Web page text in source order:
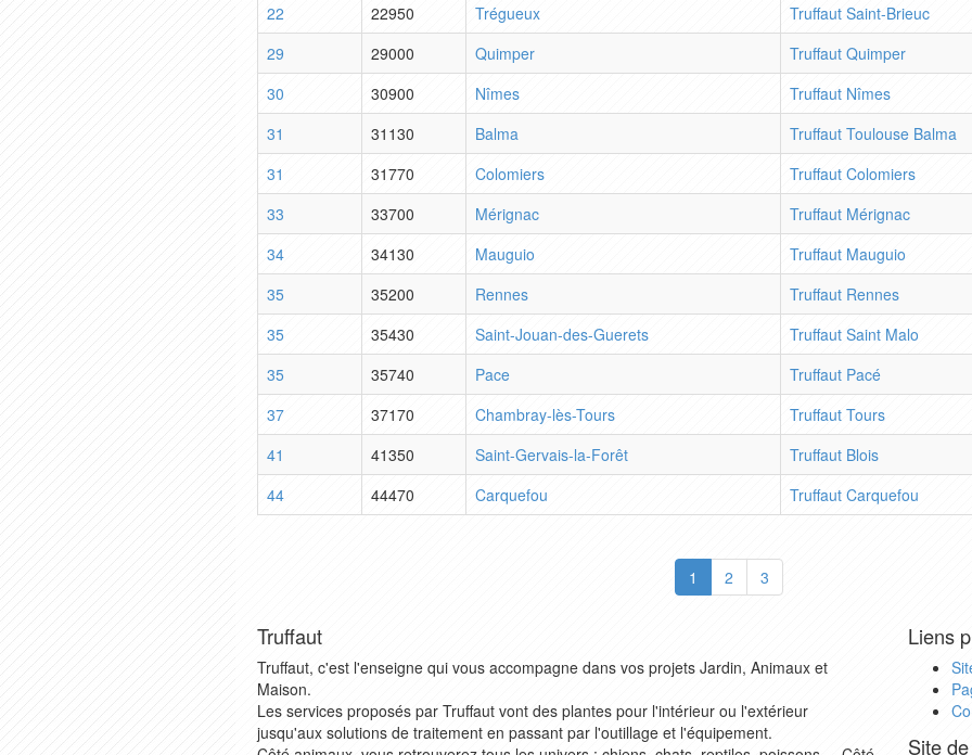
22
22950 Trégueux
Truffaut Saint-Brieuc
29
29000 Quimper
Truffaut Quimper
30
30900 Nîmes
Truffaut Nîmes
31
31130 Balma
Truffaut Toulouse Balma
31
31770 Colomiers
Truffaut Colomiers
33
33700 Mérignac
Truffaut Mérignac
34
34130 Mauguio
Truffaut Mauguio
35
35200 Rennes
Truffaut Rennes
35
35430 Saint-Jouan-des-Guerets
Truffaut Saint Malo
35
35740 Pace
Truffaut Pacé
37
37170 Chambray-lès-Tours
Truffaut Tours
41
41350 Saint-Gervais-la-Forêt
Truffaut Blois
44
44470 Carquefou Truffaut Carquefou
1 2 3
Truffaut
Truffaut, c'est l'enseigne qui vous accompagne dans vos projets Jardin, Animaux et
Maison.
Les services proposés par Truffaut vont des plantes pour l'intérieur ou l'extérieur
jusqu'aux solutions de traitement en passant par l'outillage et l'équipement.
Liens
Site